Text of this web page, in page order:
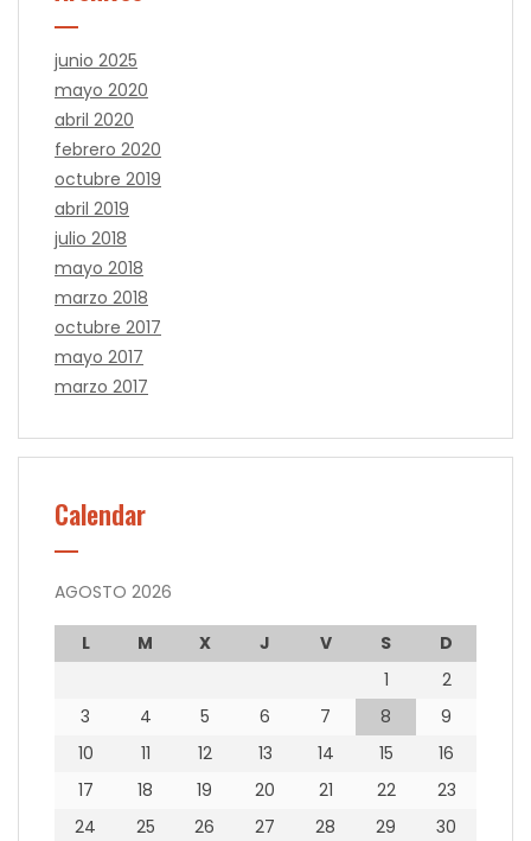
junio 2025
mayo 2020
abril 2020
febrero 2020
octubre 2019
abril 2019
julio 2018
mayo 2018
marzo 2018
octubre 2017
mayo 2017
marzo 2017
Calendar
AGOSTO 2026
L M X J V S
D
1
2
3
4 5 6 7 8
9
10
11 12 13 14 15
16
17
18 19 20 21 22
23
24
25 26 27 28 29
30